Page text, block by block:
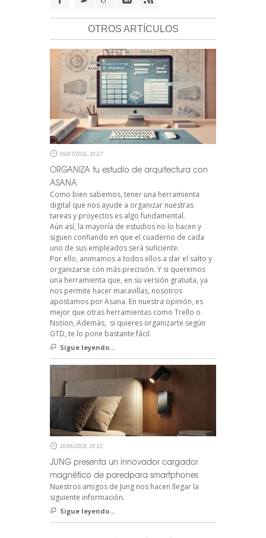
OTROS ARTÍCULOS
09/07/2026, 20:27
ORGANIZA tu estudio de arquitectura con
ASANA
Como bien sabemos, tener una herramienta
digital que nos ayude a organizar nuestras
tareas y proyectos es algo fundamental.
Aún así, la mayoría de estudios no lo hacen y
siguen confiando en que el cuaderno de cada
uno de sus empleados será suficiente.
Por ello, animamos a todos ellos a dar el salto y
organizarse con más precisión. Y si queremos
una herramienta que, en su versión gratuita, ya
nos permite hacer maravillas, nosotros
apostamos por Asana. En nuestra opinión, es
mejor que otras herramientas como Trello o
Notion, Además, si quieres organizarte según
GTD, te lo pone bastante fácil.
Sigue leyendo...
20/06/2026, 20:22
JUNG presenta un innovador cargador
magnético de paredpara smartphones
Nuestros amigos de Jung nos hacen llegar la
siguiente información.
Sigue leyendo...